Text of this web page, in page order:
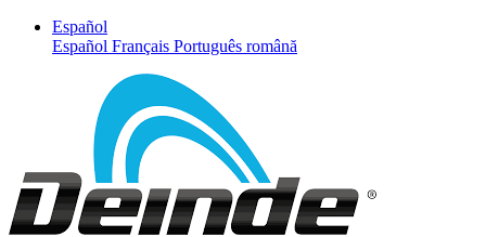
Español
Español Français Português română